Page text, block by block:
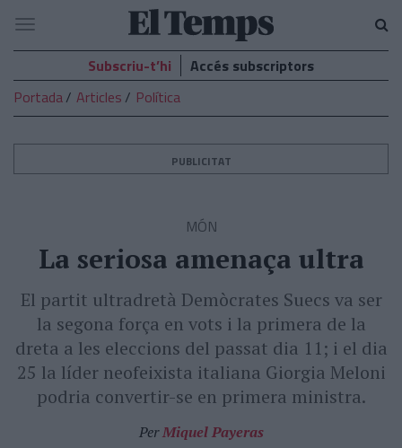
El
Temps
Navegació
Subscriu-t’hi
Accés subscriptors
Portada
Articles Política
PUBLICITAT
MÓN
La seriosa amenaça ultra
El partit ultradretà Demòcrates Suecs va ser
la segona força en vots i la primera de la
dreta a les eleccions del passat dia 11; i el dia
25 la líder neofeixista italiana Giorgia Meloni
podria convertir-se en primera ministra.
PerMiquel Payeras